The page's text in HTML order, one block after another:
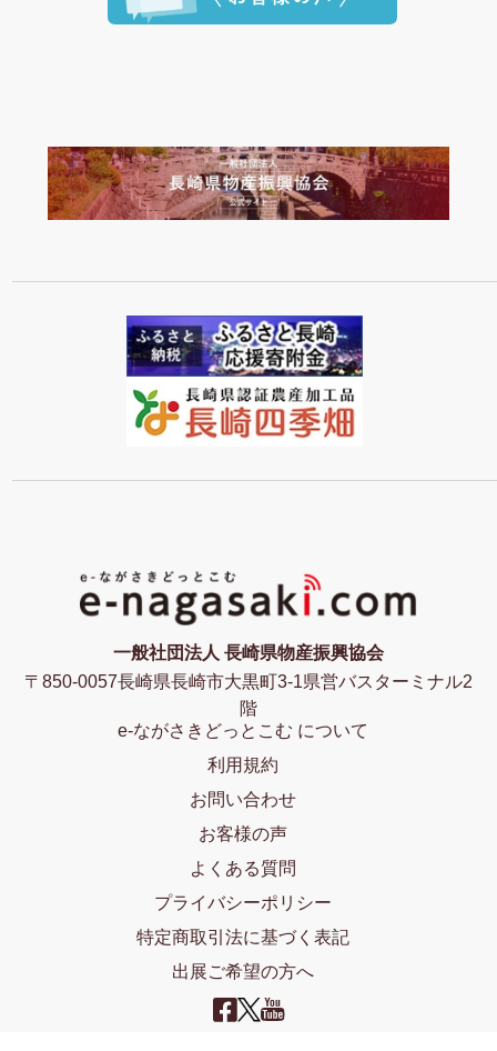
一般社団法人 長崎県物産振興協会
〒850-0057長崎県長崎市大黒町3-1県営バスターミナル2
階
e-ながさきどっとこむ について
利用規約
お問い合わせ
お客様の声
よくある質問
プライバシーポリシー
特定商取引法に基づく表記
出展ご希望の方へ